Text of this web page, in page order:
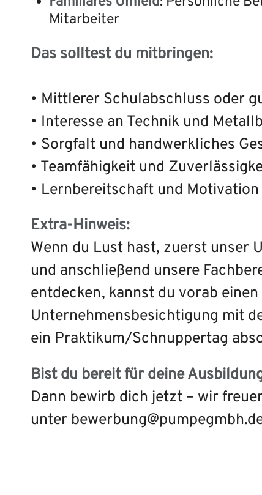
Mitarbeiter
Das solltest du mitbringen:
• Mittlerer Schulabschluss oder
• Interesse an Technik und
• Sorgfalt und handwerkliches
• Teamfähigkeit und
• Lernbereitschaft und Motivation
Extra-Hinweis:
Wenn du Lust hast, zuerst unser
und anschließend unsere
entdecken, kannst du vorab
Unternehmensbesichtigung mit
ein Praktikum/Schnuppertag
Bist du bereit für deine
Dann bewirb dich jetzt – wir
unter